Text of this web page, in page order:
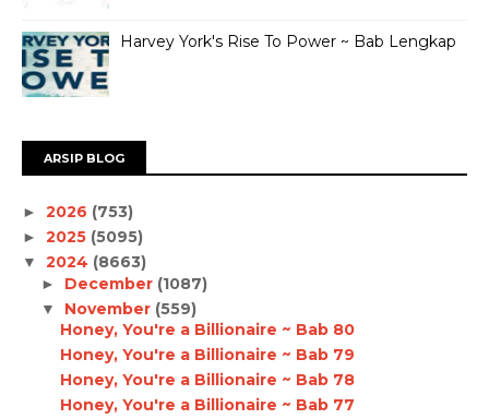
Harvey York's Rise To Power ~ Bab Lengkap
ARSIP BLOG
► 2026 (753)
► 2025 (5095)
▼ 2024 (8663)
► December (1087)
▼ November (559)
Honey, You're a Billionaire ~ Bab 80
Honey, You're a Billionaire ~ Bab 79
Honey, You're a Billionaire ~ Bab 78
Honey, You're a Billionaire ~ Bab 77